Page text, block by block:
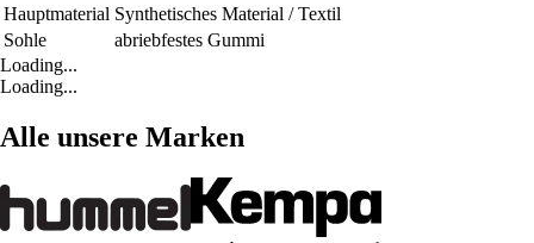
Hauptmaterial Synthetisches Material / Textil
Sohle
abriebfestes Gummi
Loading...
Loading...
Alle unsere Marken